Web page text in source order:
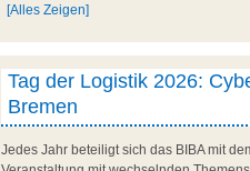
[Alles Zeigen]
Tag der Logistik 2026:
Bremen
Jedes Jahr beteiligt sich das BIBA mit